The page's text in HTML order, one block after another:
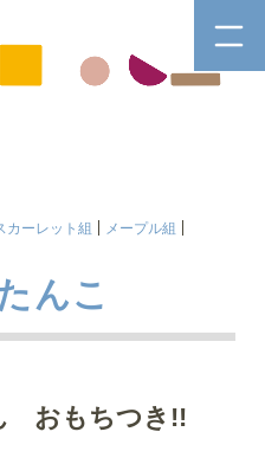
カーレット組 メープル組
んこ
おもちつき!!